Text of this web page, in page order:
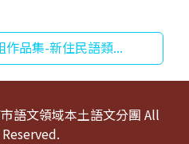
作品集-新住民語類...
文領域本土語文分團 All